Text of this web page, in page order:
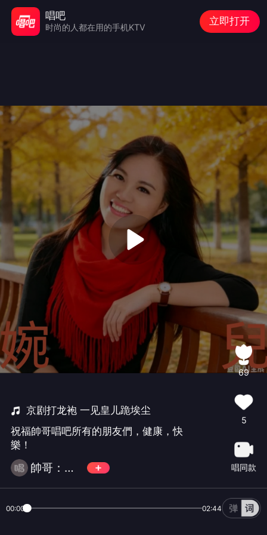
京剧打龙袍 一见皇儿跪埃尘
祝福帥哥唱吧所有的朋友們，健康，快
樂！
帥哥：戒幣不還，拒幣
69
5
唱同款
00:00 02:44
唱吧
时尚的人都在用的手机KTV
立即打开